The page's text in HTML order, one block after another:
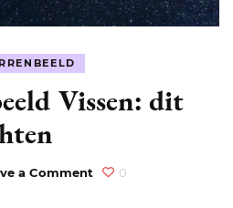
Vissen: dit
a Comment on
0